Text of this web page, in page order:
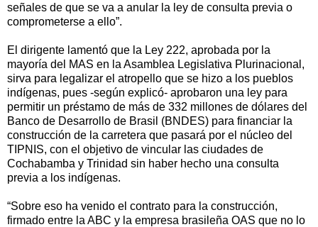
señales de que se va a anular la ley de consulta previa o
comprometerse a ello”.
El dirigente lamentó que la Ley 222, aprobada por la
mayoría del MAS en la Asamblea Legislativa Plurinacional,
sirva para legalizar el atropello que se hizo a los pueblos
indígenas, pues -según explicó- aprobaron una ley para
permitir un préstamo de más de 332 millones de dólares del
Banco de Desarrollo de Brasil (BNDES) para financiar la
construcción de la carretera que pasará por el núcleo del
TIPNIS, con el objetivo de vincular las ciudades de
Cochabamba y Trinidad sin haber hecho una consulta
previa a los indígenas.
“Sobre eso ha venido el contrato para la construcción,
firmado entre la ABC y la empresa brasileña OAS que no lo